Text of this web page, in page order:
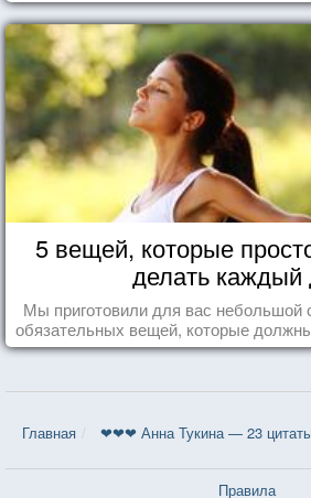
5 вещей, которые
делать каждый
Мы приготовили для вас небольшой
обязательных вещей, которые
дня.
Главная ❤❤❤ Анна Тукина — 23
Правила